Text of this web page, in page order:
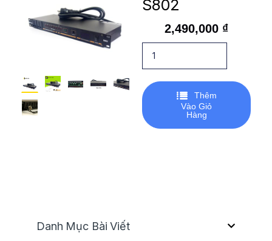
S802
2,490,000 ₫
Thêm
Vào Giỏ
Hàng
Danh Mục Bài Viết